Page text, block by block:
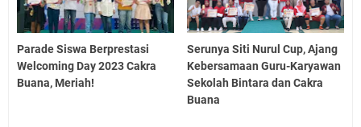
Parade Siswa Berprestasi
Welcoming Day 2023 Cakra
Buana, Meriah!
Serunya Siti Nurul Cup, Ajang
Kebersamaan Guru-Karyawan
Sekolah Bintara dan Cakra
Buana